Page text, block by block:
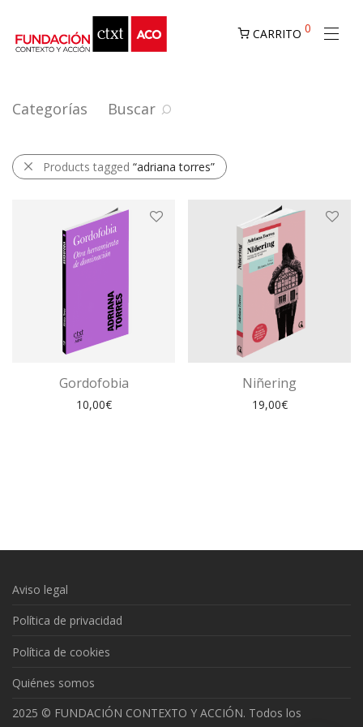
CARRITO 0
Categorías Buscar
Products tagged “adriana torres”
Gordofobia
10,00€
Niñering
19,00€
Aviso legal
Política de privacidad
Política de cookies
Quiénes somos
2025 © FUNDACIÓN CONTEXTO Y ACCIÓN. Todos los